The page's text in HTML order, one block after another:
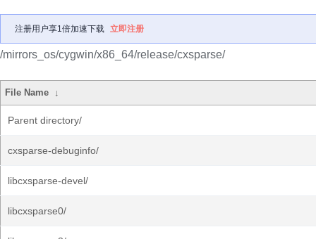
注册用户享1倍加速下载 立即注册
/mirrors_os/cygwin/x86_64/release/cxsparse/
File Name ↓
Parent directory/
cxsparse-debuginfo/
libcxsparse-devel/
libcxsparse0/